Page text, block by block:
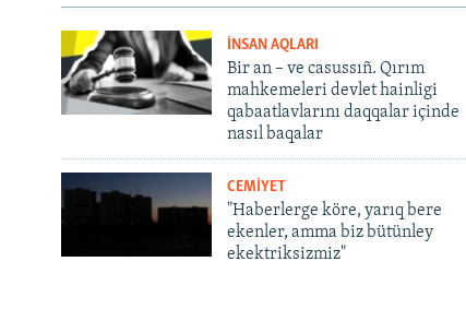
İNSAN AQLARI
Bir an – ve casussıñ. Qırım
mahkemeleri devlet hainligi
qabaatlavlarını daqqalar içinde
nasıl baqalar
CEMİYET
"Haberlerge köre, yarıq bere
ekenler, amma biz bütünley
ekektriksizmiz"